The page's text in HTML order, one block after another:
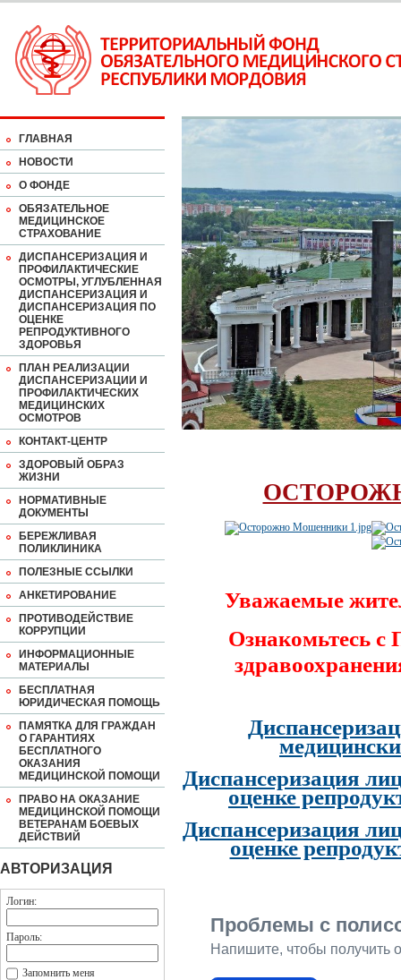
ГЛАВНАЯ
НОВОСТИ
О ФОНДЕ
ОБЯЗАТЕЛЬНОЕ
МЕДИЦИНСКОЕ
СТРАХОВАНИЕ
ДИСПАНСЕРИЗАЦИЯ И
ПРОФИЛАКТИЧЕСКИЕ
ОСМОТРЫ, УГЛУБЛЕННАЯ
ДИСПАНСЕРИЗАЦИЯ И
ДИСПАНСЕРИЗАЦИЯ ПО
ОЦЕНКЕ
РЕПРОДУКТИВНОГО
ЗДОРОВЬЯ
ПЛАН РЕАЛИЗАЦИИ
ДИСПАНСЕРИЗАЦИИ И
ПРОФИЛАКТИЧЕСКИХ
МЕДИЦИНСКИХ
ОСМОТРОВ
КОНТАКТ-ЦЕНТР
ЗДОРОВЫЙ ОБРАЗ
ЖИЗНИ
НОРМАТИВНЫЕ
ДОКУМЕНТЫ
БЕРЕЖЛИВАЯ
ПОЛИКЛИНИКА
ПОЛЕЗНЫЕ ССЫЛКИ
АНКЕТИРОВАНИЕ
ПРОТИВОДЕЙСТВИЕ
КОРРУПЦИИ
ИНФОРМАЦИОННЫЕ
МАТЕРИАЛЫ
БЕСПЛАТНАЯ
ЮРИДИЧЕСКАЯ ПОМОЩЬ
ПАМЯТКА ДЛЯ ГРАЖДАН
О ГАРАНТИЯХ
БЕСПЛАТНОГО
ОКАЗАНИЯ
МЕДИЦИНСКОЙ ПОМОЩИ
ПРАВО НА ОКАЗАНИЕ
МЕДИЦИНСКОЙ ПОМОЩИ
ВЕТЕРАНАМ БОЕВЫХ
ДЕЙСТВИЙ
АВТОРИЗАЦИЯ
Логин:
Пароль:
Запомнить меня
Уважаемые
Ознакомьтесь
Диспансеризация
оценке
Диспансеризация
оценке
Проблемы с
Напишите, чтобы получить